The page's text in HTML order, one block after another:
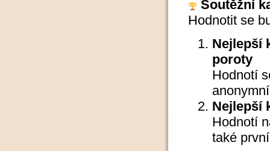
Soutěžní
Hodnotit se
Nejlepší
poroty
Hodnotí
Nejlepší
Hodnotí
také